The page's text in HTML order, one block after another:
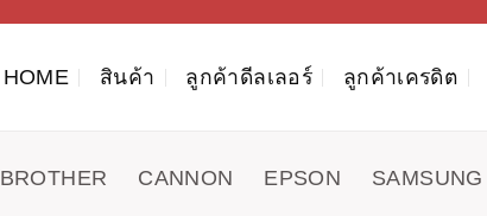
HOME สินค้า ลูกค้าดีลเลอร์ ลูกค้าเครดิต
BROTHER CANNON EPSON SAMSUNG